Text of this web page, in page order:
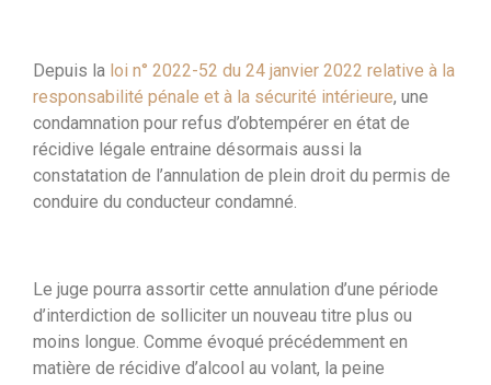
Depuis la loi n° 2022-52 du 24 janvier 2022 relative à la
responsabilité pénale et à la sécurité intérieure, une
condamnation pour refus d’obtempérer en état de
récidive légale entraine désormais aussi la
constatation de l’annulation de plein droit du permis de
conduire du conducteur condamné.
Le juge pourra assortir cette annulation d’une période
d’interdiction de solliciter un nouveau titre plus ou
moins longue. Comme évoqué précédemment en
matière de récidive d’alcool au volant, la peine